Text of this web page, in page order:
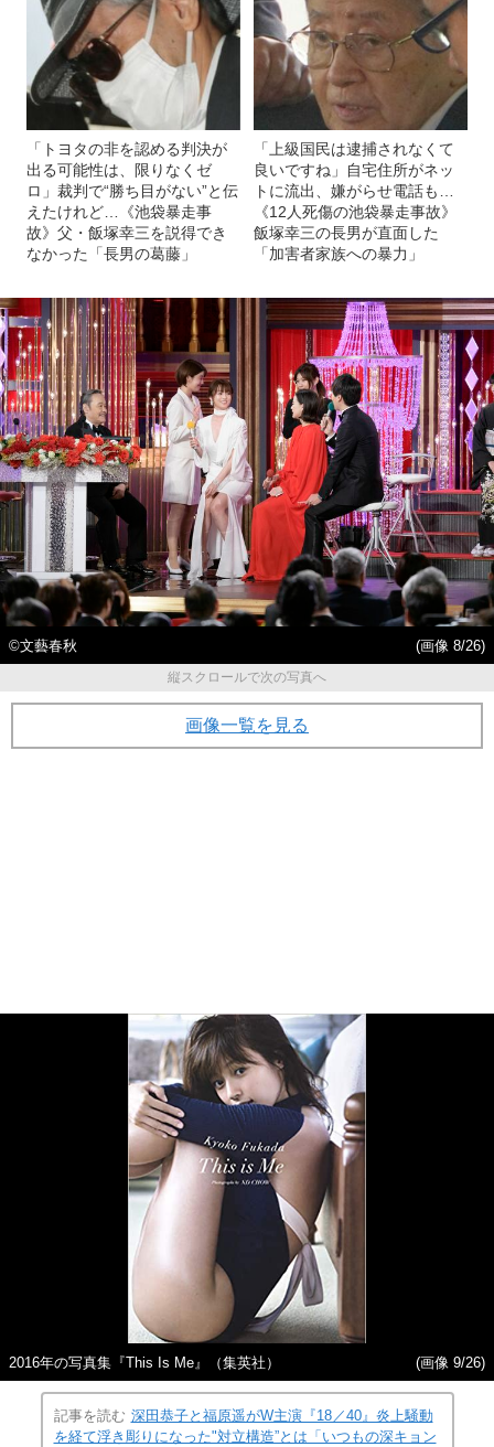
「トヨタの非を認める判決が
出る可能性は、限りなくゼ
ロ」裁判で“勝ち目がない”と伝
えたけれど…《池袋暴走事
故》父・飯塚幸三を説得でき
なかった「長男の葛藤」
「上級国民は逮捕されなくて
良いですね」自宅住所がネッ
トに流出、嫌がらせ電話も…
《12人死傷の池袋暴走事故》
飯塚幸三の長男が直面した
「加害者家族への暴力」
©文藝春秋
(画像 8/26)
縦スクロールで次の写真へ
画像一覧を見る
2016年の写真集『This Is Me』（集英社） (画像 9/26)
記事を読む 深田恭子と福原遥がW主演『18／40』炎上騒動
を経て浮き彫りになった"対立構造”とは「いつもの深キョン